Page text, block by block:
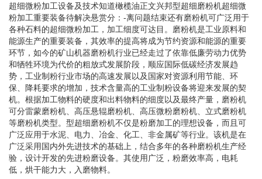
超细微粉加工设备及技术知道橄榄油正文兴邦型超细磨粉机超细微
粉加工重要装备待解决悬赏分：-离问题结束还有磨粉机可广泛用于
各种石料的超细微粉加工，加工细度可达目。磨粉机是工业原料和
能源生产的重要装备，其效率的提高将成为节约资源和能源的重要
环节，如今的矿山机器磨粉机行业已经走过了依靠低廉劳动力优势
和牺牲环境为代价的粗放式发展阶段，顺应国际低碳经济发展趋
势，工业制粉行业市场的高速发展以及国家对资源利用节能、环
保、降耗要求的增加，技术含量高的工业制粉设备将迎来发展的契
机。根据加工物料的硬度和出料物料的细度以及最终产量，磨粉机
可分雷蒙磨粉机、高压悬辊磨粉机、高压微粉磨粉机、立式磨粉机
等磨粉机类型。型超细磨粉机不仅是粉磨加工的理想设备，而且可
广泛应用于水泥、电力、冶金、化工、非金属矿等行业。该机是在
广泛采用国内外先进技术的基础上，结合多年的各种磨粉机生产经
验，设计开发的先进粉磨设备。其使用广泛，粉磨效率高，电耗
低，烘干能力大，入磨物料。